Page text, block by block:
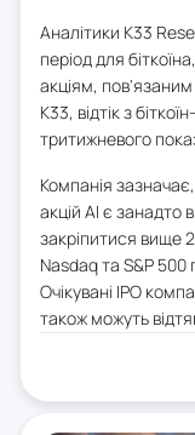
Аналітики K33
період для
акціям,
K33, відтік з
тритижневого
Компанія
акцій AI є занадто
закріпитися вище
Nasdaq та S&P
Очікувані IPO
також можуть